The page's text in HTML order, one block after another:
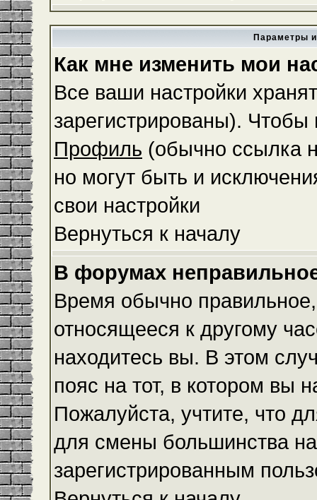
Параметры
Как мне изменить мои
Все ваши настройки
зарегистрированы). Чтобы
Профиль (обычно ссылка
но могут быть и
свои настройки
Вернуться к началу
В форумах
Время обычно
относящееся к другому
находитесь вы. В этом
пояс на тот, в котором вы
Пожалуйста, учтите, что
для смены большинства
зарегистрированным